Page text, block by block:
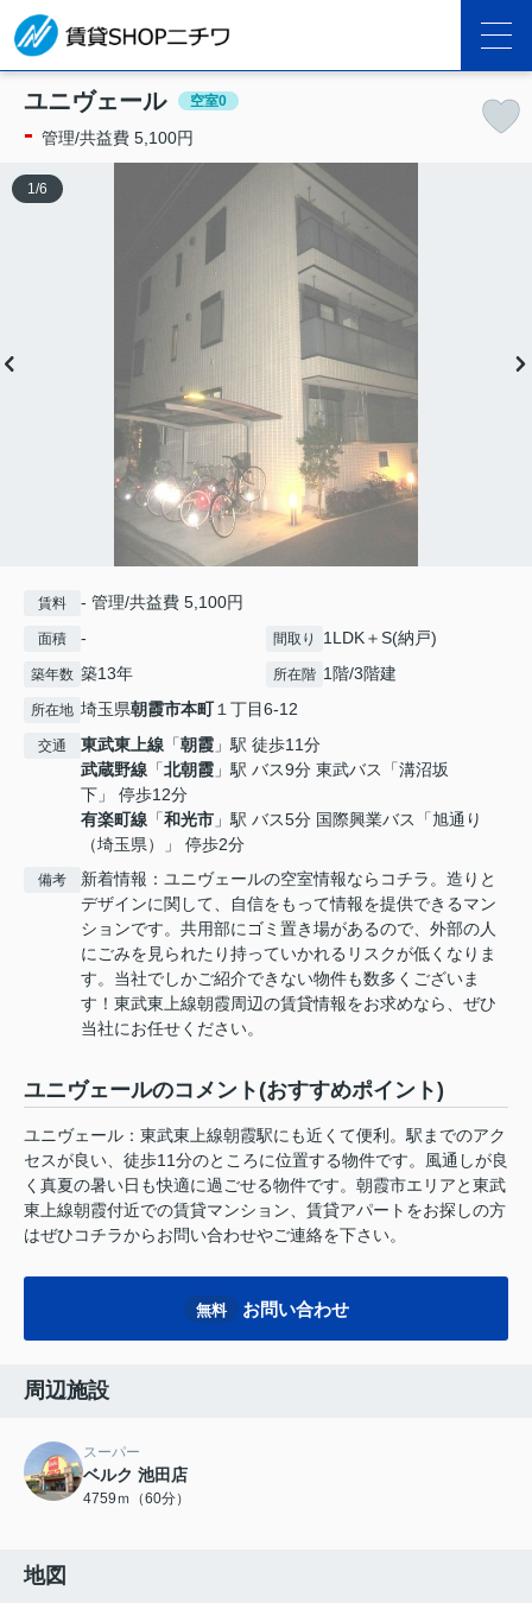
ユニヴェール 空室0
- 管理/共益費 5,100円
1 /6
賃料 - 管理/共益費 5,100円
面積 - 間取り 1LDK＋S(納戸)
築年数 築13年 所在階 1階/3階建
所在地 埼玉県朝霞市本町１丁目6-12
交通 東武東上線 「朝霞 」駅 徒歩11分
武蔵野線 「北朝霞 」駅 バス9分 東武バス「溝沼坂
下」 停歩12分
有楽町線 「和光市 」駅 バス5分 国際興業バス「旭通り
（埼玉県）」 停歩2分
備考
新着情報：ユニヴェールの空室情報ならコチラ。造りと
デザインに関して、自信をもって情報を提供できるマン
ションです。共用部にゴミ置き場があるので、外部の人
にごみを見られたり持っていかれるリスクが低くなりま
す。当社でしかご紹介できない物件も数多くございま
す！東武東上線朝霞周辺の賃貸情報をお求めなら、ぜひ
当社にお任せください。
ユニヴェールのコメント(おすすめポイント)
ユニヴェール：東武東上線朝霞駅にも近くて便利。駅までのアク
セスが良い、徒歩11分のところに位置する物件です。風通しが良
く真夏の暑い日も快適に過ごせる物件です。朝霞市エリアと東武
東上線朝霞付近での賃貸マンション、賃貸アパートをお探しの方
はぜひコチラからお問い合わせやご連絡を下さい。
無料 お問い合わせ
周辺施設
スーパー
ベルク 池田店
4759ｍ（60分）
地図